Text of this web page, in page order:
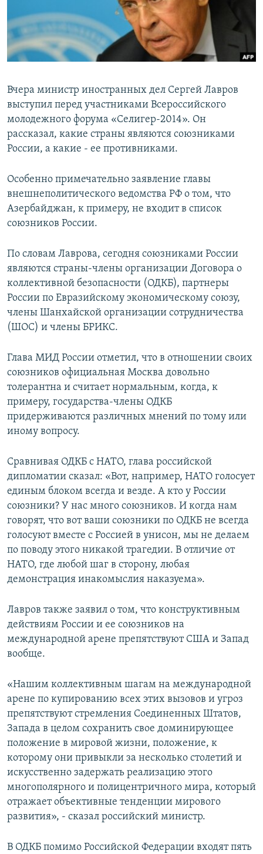
Հայերեն
English
Русский
Все сайты Радио Азатутюн
Вчера министр иностранных дел Сергей Лавров
выступил перед участниками Всероссийского
молодежного форума «Селигер-2014». Он
рассказал, какие страны являются союзниками
России, а какие - ее противниками.
Особенно примечательно заявление главы
внешнеполитического ведомства РФ о том, что
Азербайджан, к примеру, не входит в список
союзников России.
По словам Лаврова, сегодня союзниками России
являются страны-члены организации Договора о
коллективной безопасности (ОДКБ), партнеры
России по Евразийскому экономическому союзу,
члены Шанхайской организации сотрудничества
(ШОС) и члены БРИКС.
Глава МИД России отметил, что в отношении своих
союзников официальная Москва довольно
толерантна и считает нормальным, когда, к
примеру, государства-члены ОДКБ
придерживаются различных мнений по тому или
иному вопросу.
Сравнивая ОДКБ с НАТО, глава российской
дипломатии сказал: «Вот, например, НАТО голосует
единым блоком всегда и везде. А кто у России
союзники? У нас много союзников. И когда нам
говорят, что вот ваши союзники по ОДКБ не всегда
голосуют вместе с Россией в унисон, мы не делаем
по поводу этого никакой трагедии. В отличие от
НАТО, где любой шаг в сторону, любая
демонстрация инакомыслия наказуема».
Лавров также заявил о том, что конструктивным
действиям России и ее союзников на
международной арене препятствуют США и Запад
вообще.
«Нашим коллективным шагам на международной
арене по купированию всех этих вызовов и угроз
препятствуют стремления Соединенных Штатов,
Запада в целом сохранить свое доминирующее
положение в мировой жизни, положение, к
которому они привыкли за несколько столетий и
искусственно задержать реализацию этого
многополярного и полицентричного мира, который
отражает объективные тенденции мирового
развития», - сказал российский министр.
В ОДКБ помимо Российской Федерации входят пять